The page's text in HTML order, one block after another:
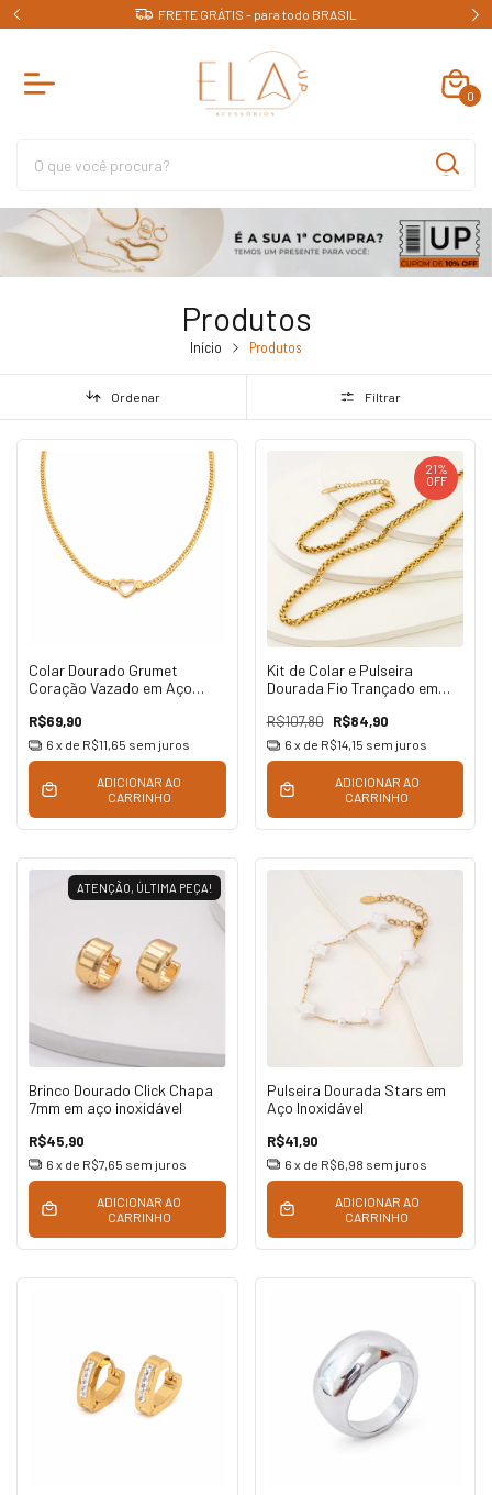
Compras em até 6x sem juros
0
Produtos
Início Produtos
Ordenar Filtrar
Colar Dourado Grumet
Coração Vazado em Aço
R$69,90
6 x de R$11,65 sem juros
ADICIONAR AO
CARRINHO
21%
OFF
Kit de Colar e Pulseira
Dourada Fio Trançado em
R$107,80 R$84,90
6 x de R$14,15 sem juros
ADICIONAR AO
CARRINHO
ATENÇÃO, ÚLTIMA PEÇA!
Brinco Dourado Click Chapa
7mm em aço inoxidável
R$45,90
6 x de R$7,65 sem juros
ADICIONAR AO
CARRINHO
Pulseira Dourada Stars em
Aço Inoxidável
R$41,90
6 x de R$6,98 sem juros
ADICIONAR AO
CARRINHO